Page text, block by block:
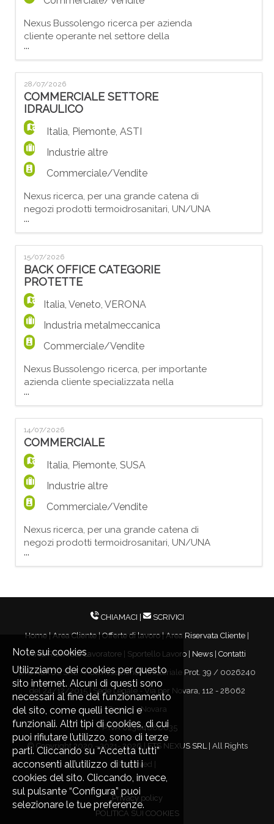
Nexus Bussolengo ricerca per azienda
cliente operante nel settore della
progettazione un/una: ADDETTO/A
COMMERCIALE TECNICO La risorsa si
occuperà di: - Analisi delle richieste
d'offerta e redazione di preventivi tecnico-
commerciali; - Gestione dell'intero iter della
commessa, dall'acquisizione dell'ordine al
post-vendita; - Interfaccia con c
...
28/07/2026
COMMERCIALE SETTORE
IDRAULICO
Italia, Piemonte,ASTI
Industrie altre
Commerciale/Vendite
Nexus ricerca, per una grande catena di
negozi prodotti termoidrosanitari, UN/UNA
COMMERCIALE settore IDRAULICO. Le
principali responsabilità sono: - Presentare
e promuovere in modo efficace i prodotti
dell'azienda a clienti già acquisiti ; -
Acquisire nuovi clienti nel settore di
riferimento; - Gestire e sviluppare i
rapporti con i clienti;
...
15/07/2026
BACK OFFICE CATEGORIE
PROTETTE
Italia,Veneto,VERONA
Industria metalmeccanica
Commerciale/Vendite
Nexus Bussolengo ricerca, per importante
azienda cliente specializzata nella
produzione di tubi di ferro, un/a
IMPIEGATO/A BACK OFFICE COMMERCIALE
– Categorie Protette (L. 68/99). La risorsa
si occuperà di: - Gestione delle trattative
commerciali con clienti fidelizzati e nuovi
clienti, elaborazione ed invio dei preventivi;
- Inserimento e ges
...
14/07/2026
COMMERCIALE
Italia, Piemonte,SUSA
Industrie altre
Commerciale/Vendite
Nexus ricerca, per una grande catena di
negozi prodotti termoidrosanitari, UN/UNA
COMMERCIALE settore
ELETTRICO/IDRAULICO O EDILE. Le
Acquisire nuovi clienti nel settore di
riferimento; - Gestire e sviluppare i rappor
...
CHIAMACI
SCRIVICI
Home | Area Cliente | Offerte di lavoro | Area Riservata Cliente
Area Riservata Lavoratore| Sportello Lavoro| News
Contatti
ETS NEXUS SRL - Autorizzazione Ministeriale Prot. 39 / 0026240
del 24/12/2015 | Sede Legale - Via per Novara, 112 - 28062
Cameri - Novara
- P.IVA 02364880035
© Copyright 2020 - 2021- 2026 | ETS NEXUS SRL| All Rights
Reserved |
Privacy policy
POLITICA SUI COOKIES
Note sui cookies
Utilizziamo dei cookies per questo
sito internet. Alcuni di questi sono
necessari al fine del funzionamento
del sito, come quelli tecnici e
funzionali. Altri tipi di cookies, di cui
puoi rifiutare l’utilizzo, sono di terze
parti. Cliccando su “Accetta tutti”
acconsenti all’utilizzo di tutti i
cookies del sito. Cliccando, invece,
sul pulsante “Configura” puoi
selezionare le tue preferenze.